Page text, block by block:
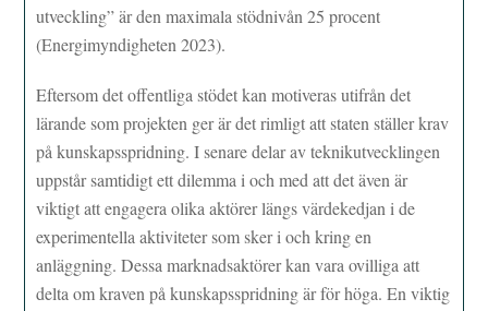
utveckling” är den maximala stödnivån 25 procent
(Energimyndigheten 2023).
Eftersom det offentliga stödet kan motiveras utifrån det
lärande som projekten ger är det rimligt att staten ställer krav
på kunskapsspridning. I senare delar av teknikutvecklingen
uppstår samtidigt ett dilemma i och med att det även är
viktigt att engagera olika aktörer längs värdekedjan i de
experimentella aktiviteter som sker i och kring en
anläggning. Dessa marknadsaktörer kan vara ovilliga att
delta om kraven på kunskapsspridning är för höga. En viktig